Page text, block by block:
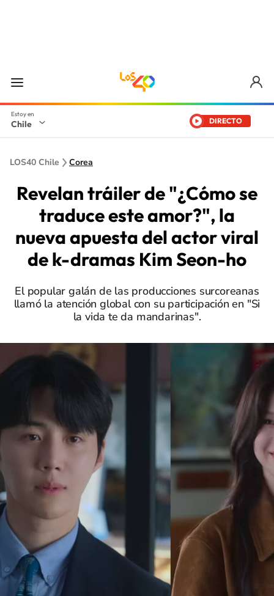
Chile DIRECTO
LOS40 Chile Corea
Revelan tráiler de "¿Cómo se
traduce este amor?", la
nueva apuesta del actor viral
de k-dramas Kim Seon-ho
El popular galán de las producciones surcoreanas
llamó la atención global con su participación en "Si
la vida te da mandarinas".